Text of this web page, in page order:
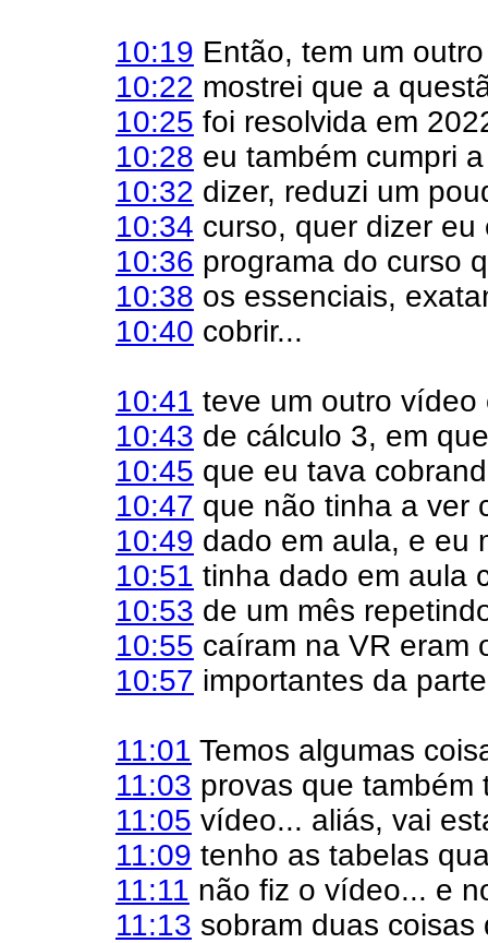
10:19 Então, tem um
10:22 mostrei que a
10:25 foi resolvida em
10:28 eu também cumpri
10:32 dizer, reduzi um
10:34 curso, quer dizer eu
10:36 programa do curso
10:38 os essenciais,
10:40 cobrir...
10:41 teve um outro
10:43 de cálculo 3, em
10:45 que eu tava
10:47 que não tinha a ver
10:49 dado em aula, e eu
10:51 tinha dado em aula
10:53 de um mês
10:55 caíram na VR eram
10:57 importantes da
11:01 Temos algumas
11:03 provas que também
11:05 vídeo... aliás, vai
11:09 tenho as tabelas
11:11 não fiz o vídeo... e
11:13 sobram duas